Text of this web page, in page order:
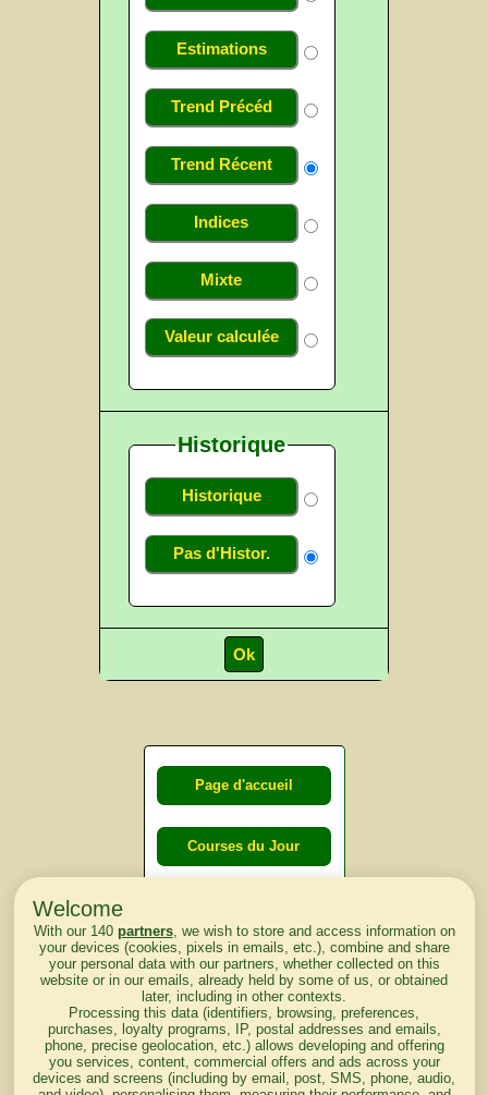
Estimations
Trend Précéd
Trend Récent
Indices
Mixte
Valeur calculée
Historique
Historique
Pas d'Histor.
Page d'accueil
Courses du Jour
lendemain
Courses
d'aujourd'hui
Welcome
With our 140 partners, we wish to store and access information on
your devices (cookies, pixels in emails, etc.), combine and share
your personal data with our partners, whether collected on this
website or in our emails, already held by some of us, or obtained
later, including in other contexts.
Processing this data (identifiers, browsing, preferences,
purchases, loyalty programs, IP, postal addresses and emails,
phone, precise geolocation, etc.) allows developing and offering
you services, content, commercial offers and ads across your
devices and screens (including by email, post, SMS, phone, audio,